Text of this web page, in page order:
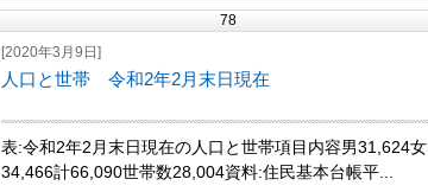
78
[2020年3月9日]
人口と世帯 令和2年2月末日現在
表:令和2年2月末日現在の人口と世帯項目内容男31,624女
34,466計66,090世帯数28,004資料:住民基本台帳平...